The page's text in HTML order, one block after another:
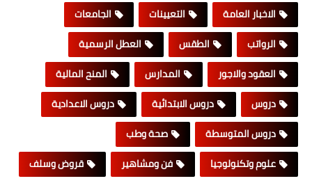
الاخبار العامة
التعيينات
الجامعات
الرواتب
الطقس
العطل الرسمية
العقود والاجور
المدارس
المنح المالية
دروس
دروس الابتدائية
دروس الاعدادية
دروس المتوسطة
صحة وطب
علوم وتكنولوجيا
فن ومشاهير
قروض وسلف